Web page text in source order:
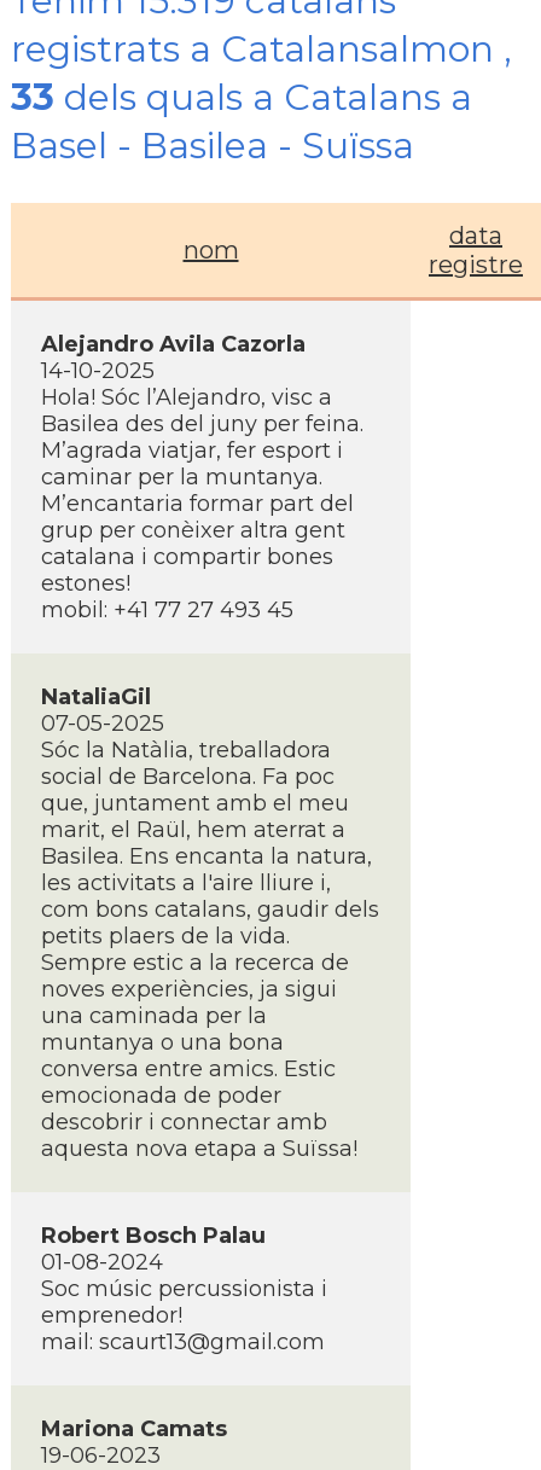
registrats a Catalansalmon ,
33 dels quals a Catalans a
Basel - Basilea - Suïssa
nom
data
registre
Alejandro Avila Cazorla
14-10-2025
Hola! Sóc l’Alejandro, visc a
Basilea des del juny per feina.
M’agrada viatjar, fer esport i
caminar per la muntanya.
M’encantaria formar part del
grup per conèixer altra gent
catalana i compartir bones
estones!
mobil: +41 77 27 493 45
NataliaGil
07-05-2025
Sóc la Natàlia, treballadora
social de Barcelona. Fa poc
que, juntament amb el meu
marit, el Raül, hem aterrat a
Basilea. Ens encanta la natura,
les activitats a l'aire lliure i,
com bons catalans, gaudir dels
petits plaers de la vida.
Sempre estic a la recerca de
noves experiències, ja sigui
una caminada per la
muntanya o una bona
conversa entre amics. Estic
emocionada de poder
descobrir i connectar amb
aquesta nova etapa a Suïssa!
Robert Bosch Palau
01-08-2024
Soc músic percussionista i
emprenedor!
mail: scaurt13@gmail.com
Mariona Camats
19-06-2023